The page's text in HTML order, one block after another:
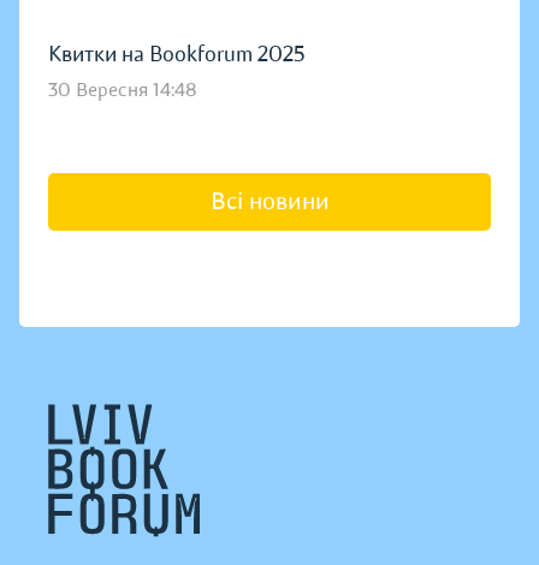
Квитки на Bookforum 2025
30 Вересня 14:48
Всі новини